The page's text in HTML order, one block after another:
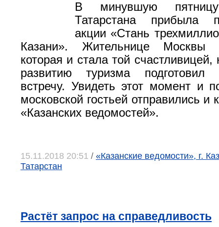
В минувшую
Татарстана прибыла
акции «Стань
Казани». Жительнице Москвы
которая и стала той
развитию туризма подготовил
встречу. Увидеть этот момент и
московской гостьей отправились и
«Казанских ведомостей».
15.11.2018 20:51 / «Казанские ведомости», г.
Татарстан
Растёт запрос на справедливость